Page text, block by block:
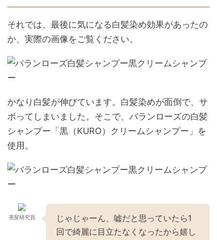
それでは、最後に気になる白髪染め効果があったの
か、実際の画像をご覧ください。
かなり白髪が伸びています。白髪染めが面倒で、サ
ボってしまいました。そこで、バランローズの白髪
シャンプー「黒（KURO）クリームシャンプー」を
使用。
美髪研究員
じゃじゃーん、嘘だと思っていたら1
回で綺麗に目立たなくなったから嬉し